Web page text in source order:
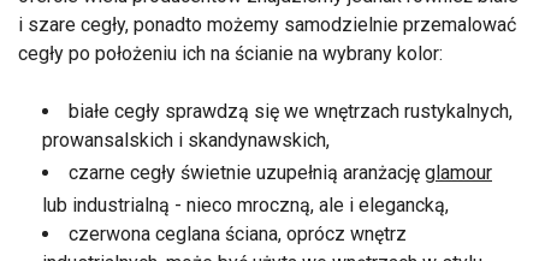
i szare cegły, ponadto możemy samodzielnie przemalować
cegły po położeniu ich na ścianie na wybrany kolor:
białe cegły sprawdzą się we wnętrzach rustykalnych,
prowansalskich i skandynawskich,
czarne cegły świetnie uzupełnią aranżację glamour
lub industrialną - nieco mroczną, ale i elegancką,
czerwona ceglana ściana, oprócz wnętrz